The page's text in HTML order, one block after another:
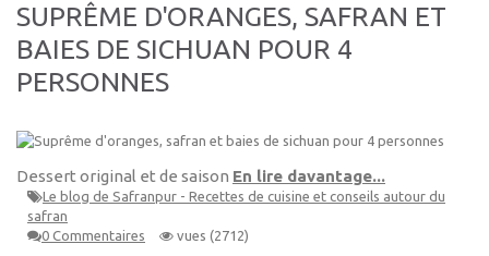
SUPRÊME D'ORANGES, SAFRAN ET
BAIES DE SICHUAN POUR 4
PERSONNES
Dessert original et de saison En lire davantage...
Le blog de Safranpur - Recettes de cuisine et conseils autour du
safran
0 Commentaires
vues (2712)